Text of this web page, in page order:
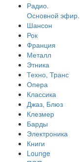
Радио.
Основной эфир.
Шансон
Рок
Франция
Металл
Этника
Техно, Транс
Опера
Классика
Джаз, Блюз
Клезмер
Барды
Электроника
Книги
Lounge